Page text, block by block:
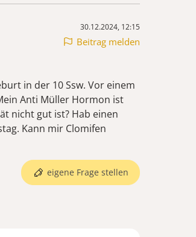
30.12.2024, 12:15
Beitrag melden
in der 10 Ssw. Vor einem
Anti Müller Hormon ist
nicht gut ist? Hab einen
Kann mir Clomifen
eigene Frage stellen